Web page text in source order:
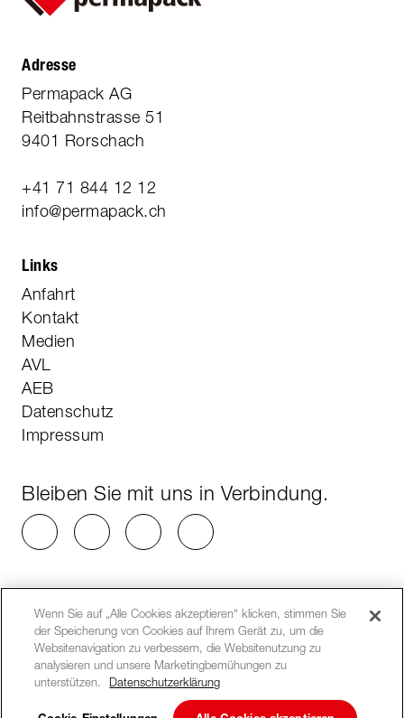
Adresse
Permapack AG
Reitbahnstrasse 51
9401 Rorschach
+41 71 844 12 12
info@permapack.ch
Links
Anfahrt
Kontakt
Medien
AVL
AEB
Datenschutz
Impressum
Bleiben Sie mit uns in Verbindung.
Wenn Sie auf „Alle Cookies akzeptieren“ klicken, stimmen Sie
der Speicherung von Cookies auf Ihrem Gerät zu, um die
Websitenavigation zu verbessern, die Websitenutzung zu
analysieren und unsere Marketingbemühungen zu
unterstützen.
Datenschutzerklärung